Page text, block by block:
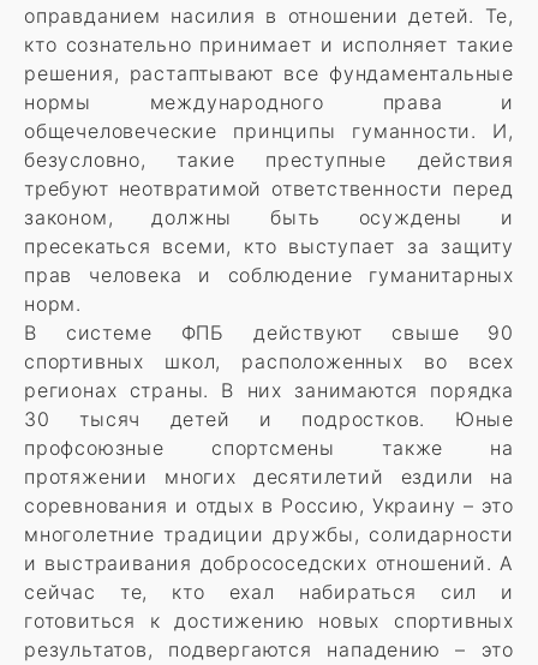
оправданием насилия в отношении детей. Те,
кто сознательно принимает и исполняет такие
решения, растаптывают все фундаментальные
нормы международного права и
общечеловеческие принципы гуманности. И,
безусловно, такие преступные действия
требуют неотвратимой ответственности перед
законом, должны быть осуждены и
пресекаться всеми, кто выступает за защиту
прав человека и соблюдение гуманитарных
норм.
В системе ФПБ действуют свыше 90
спортивных школ, расположенных во всех
регионах страны. В них занимаются порядка
30 тысяч детей и подростков. Юные
профсоюзные спортсмены также на
протяжении многих десятилетий ездили на
соревнования и отдых в Россию, Украину – это
многолетние традиции дружбы, солидарности
и выстраивания добрососедских отношений. А
сейчас те, кто ехал набираться сил и
готовиться к достижению новых спортивных
результатов, подвергаются нападению – это